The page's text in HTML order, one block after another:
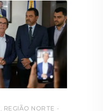
REGIÃO NORTE